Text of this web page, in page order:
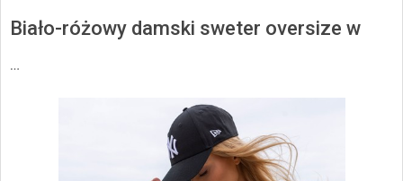
Biało-różowy damski sweter oversize w
…